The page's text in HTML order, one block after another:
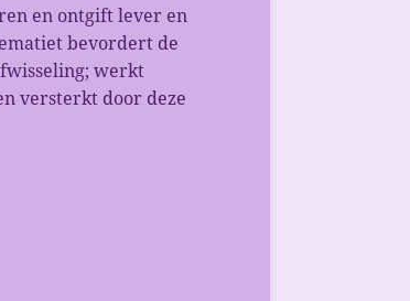
en ontgift lever en
bevordert de
werkt
versterkt door deze